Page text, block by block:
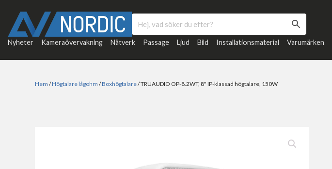
Nyheter Kameraövervakning Nätverk Passage Ljud Bild Installationsmaterial Varumärken
Hem /Högtalare lågohm /Boxhögtalare/ TRUAUDIO OP-8.2WT, 8" IP-klassad högtalare, 150W